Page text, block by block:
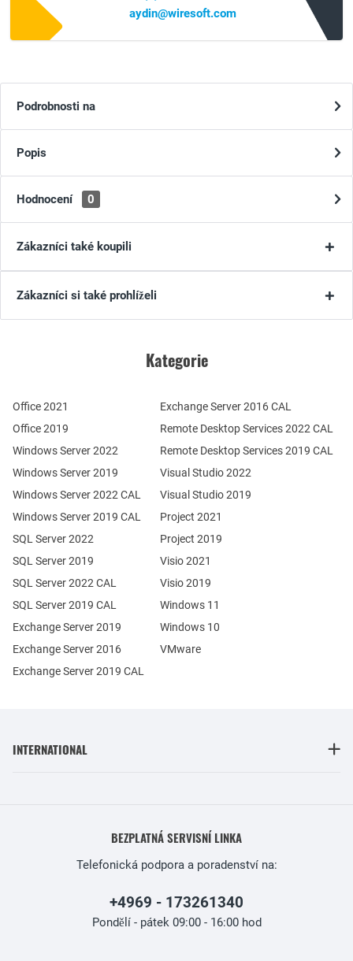
aydin@wiresoft.com
Podrobnosti na
Popis
Hodnocení 0
Zákazníci také koupili
Zákazníci si také prohlíželi
Kategorie
Office 2021
Office 2019
Windows Server 2022
Windows Server 2019
Exchange Server 2019
Exchange Server 2016
SQL Server 2022
SQL Server 2019
Windows Server 2022 CAL
Windows Server 2019 CAL
SQL Server 2022 CAL
SQL Server 2019 CAL
Remote Desktop Services 2022 CAL
Remote Desktop Services 2019 CAL
Exchange Server 2019 CAL
Exchange Server 2016 CAL
Visual Studio 2022
Visual Studio 2019
Project 2021
Project 2019
Visio 2021
Visio 2019
Windows 11
Windows 10
VMware
INTERNATIONAL
BEZPLATNÁ SERVISNÍ LINKA
Telefonická podpora a poradenství na:
+4969 - 173261340
Pondělí - pátek 09:00 - 16:00 hod